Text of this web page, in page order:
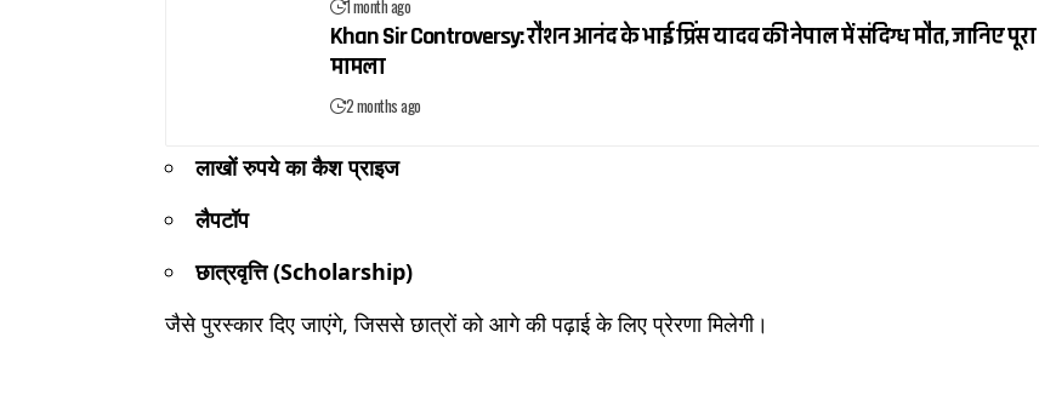
1 month ago
Khan Sir Controversy: रौशन आनंद के भाई प्रिंस यादव की नेपाल में संदिग्ध मौत, जानिए पूरा
मामला
2 months ago
लाखों रुपये का कैश प्राइज
लैपटॉप
छात्रवृत्ति (Scholarship)
जैसे पुरस्कार दिए जाएंगे, जिससे छात्रों को आगे की पढ़ाई के लिए प्रेरणा मिलेगी।